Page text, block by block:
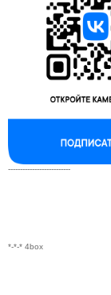
--------------------------
*-*-* 4box